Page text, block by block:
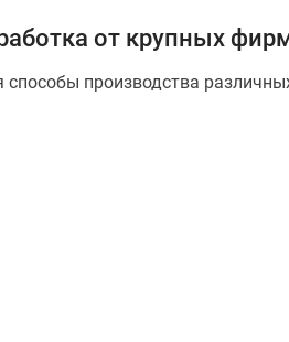
от крупных
производства